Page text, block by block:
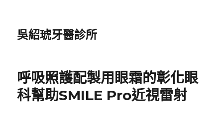
吳紹琥牙醫診所
呼吸照護配製用眼霜的彰化眼
科幫助SMILE Pro近視雷射